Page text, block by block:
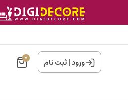
ورود|ثبت نام 0